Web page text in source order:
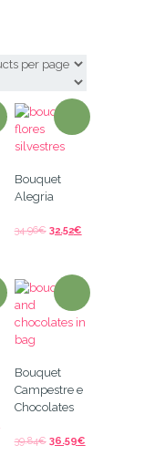
Bouquet
Alegria
34.96€ 32.52€
Bouquet
Campestre e
Chocolates
39.84€ 36.59€